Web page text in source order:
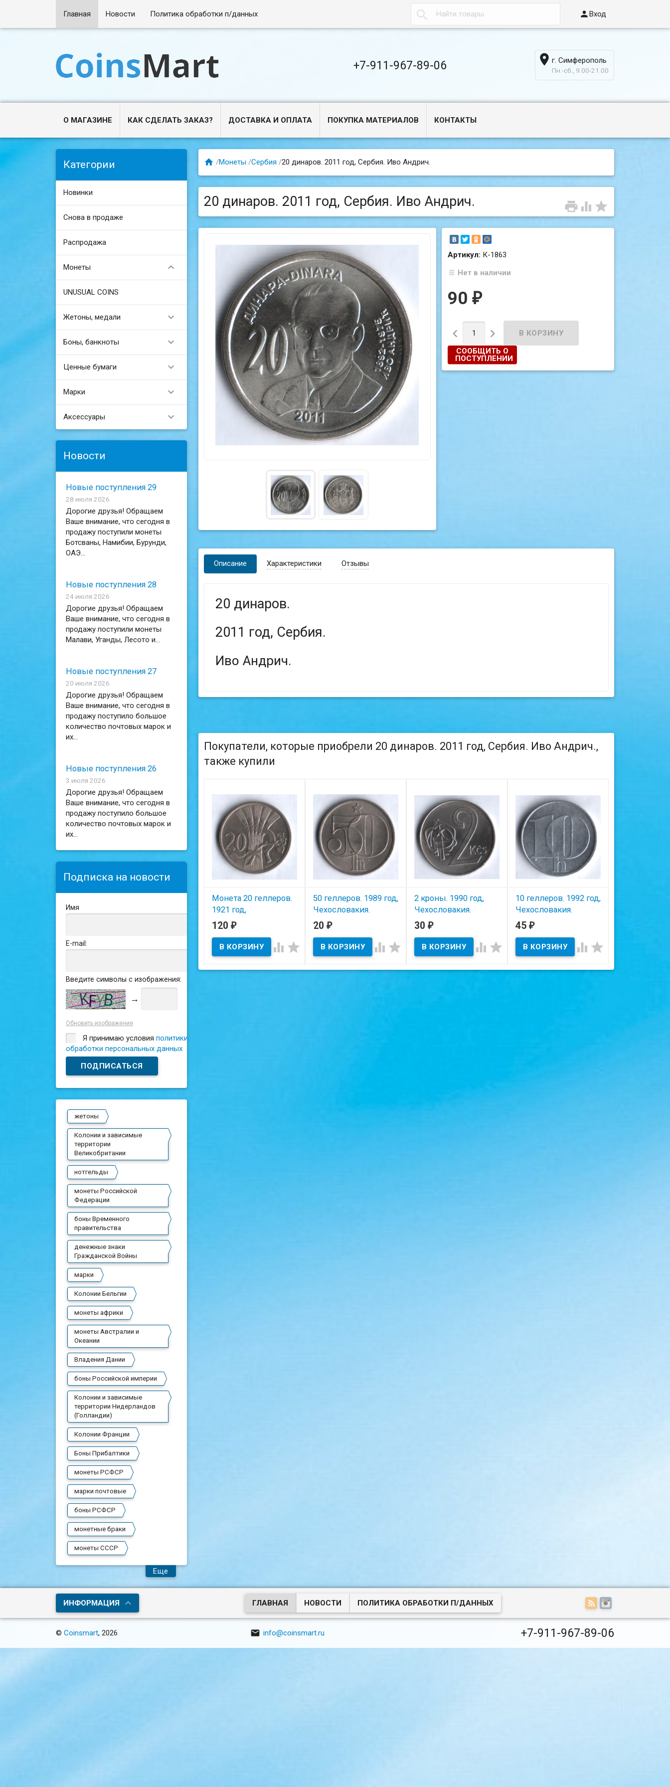
Главная Новости Политика обработки п/данных  Вход
+7-911-967-89-06  г. Симферополь
Пн.-сб., 9.00-21.00
О МАГАЗИНЕ КАК СДЕЛАТЬ ЗАКАЗ? ДОСТАВКА И ОПЛАТА ПОКУПКА МАТЕРИАЛОВ КОНТАКТЫ
Категории
Новинки
Снова в продаже
Распродажа
Монеты 
UNUSUAL COINS
Жетоны, медали 
Боны, банкноты 
Ценные бумаги 
Марки 
Аксессуары 
Новости
Новые поступления 29
28 июля 2026
Дорогие друзья! Обращаем
Ваше внимание, что сегодня в
продажу поступили монеты
Ботсваны, Намибии, Бурунди,
ОАЭ...
Новые поступления 28
24 июля 2026
Дорогие друзья! Обращаем
Ваше внимание, что сегодня в
продажу поступили монеты
Малави, Уганды, Лесото и...
Новые поступления 27
20 июля 2026
Дорогие друзья! Обращаем
Ваше внимание, что сегодня в
продажу поступило большое
количество почтовых марок и
их...
Новые поступления 26
3 июля 2026
Дорогие друзья! Обращаем
Ваше внимание, что сегодня в
продажу поступило большое
количество почтовых марок и
их...
Подписка на новости
Имя
E-mail:
Введите символы с изображения:
→
Обновить изображение
Я принимаю условияполитики
обработки персональных данных
жетоны
Колонии и зависимые
территории
Великобритании
нотгельды
монеты Российской
Федерации
боны Временного
правительства
денежные знаки
Гражданской Войны
марки
Колонии Бельгии
монеты африки
монеты Австралии и
Океании
Владения Дании
боны Российской империи
Колонии и зависимые
территории Нидерландов
(Голландии)
Колонии Франции
Боны Прибалтики
монеты РСФСР
марки почтовые
боны РСФСР
монетные браки
монеты СССР
Еще
 /Монеты /Сербия /20 динаров. 2011 год, Сербия. Иво Андрич.
  
20 динаров. 2011 год, Сербия. Иво Андрич.
Артикул: К-1863
Нет в наличии
90₽
 
СООБЩИТЬ О
ПОСТУПЛЕНИИ
Описание Характеристики Отзывы
20 динаров.
2011 год, Сербия.
Иво Андрич.
Покупатели, которые приобрели 20 динаров. 2011 год, Сербия. Иво Андрич.,
также купили
Монета 20 геллеров.
1921 год,
Чехословакия.
В наличии
Состояние на скане.
120 ₽
 
50 геллеров. 1989 год,
Чехословакия.
В наличии
Состояние на скане.
20 ₽
 
2 кроны. 1990 год,
Чехословакия.
В наличии
Состояние на скане.
30 ₽
 
10 геллеров. 1992 год,
Чехословакия.
В наличии
Состояние на скане.
45 ₽
 
ИНФОРМАЦИЯ ГЛАВНАЯ НОВОСТИ ПОЛИТИКА ОБРАБОТКИ П/ДАННЫХ
©Coinsmart, 2026  info@coinsmart.ru +7-911-967-89-06